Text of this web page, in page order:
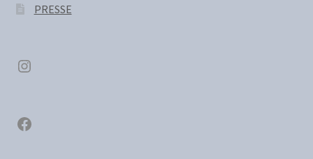
PRESSE
Instagram
Facebook